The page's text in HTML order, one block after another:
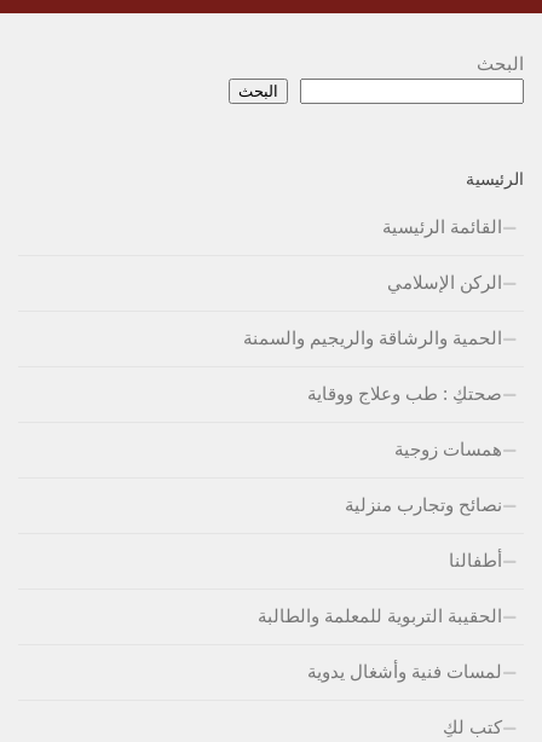
البحث
البحث
الرئيسية
القائمة الرئيسية
الركن الإسلامي
الحمية والرشاقة والريجيم والسمنة
صحتكِ : طب وعلاج ووقاية
همسات زوجية
نصائح وتجارب منزلية
أطفالنا
الحقيبة التربوية للمعلمة والطالبة
لمسات فنية وأشغال يدوية
كتب لكِ